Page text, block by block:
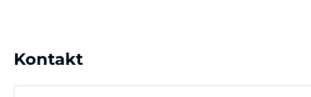
Kontakt